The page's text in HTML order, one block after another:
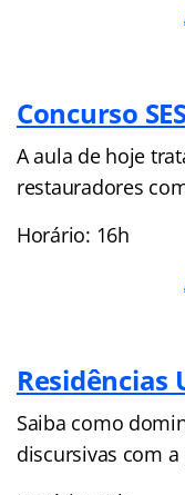
Concurso
A aula de hoje
restauradores
Horário: 16h
Residências
Saiba como
discursivas com